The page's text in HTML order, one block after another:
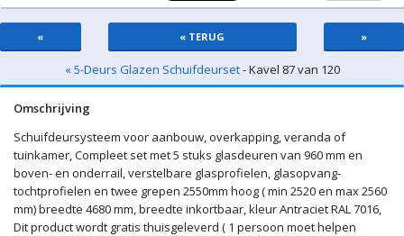
« « TERUG »
« 5-Deurs Glazen Schuifdeurset- Kavel 87 van 120
Omschrijving
Schuifdeursysteem voor aanbouw, overkapping, veranda of
tuinkamer, Compleet set met 5 stuks glasdeuren van 960 mm en
boven- en onderrail, verstelbare glasprofielen, glasopvang-
tochtprofielen en twee grepen 2550mm hoog ( min 2520 en max 2560
mm) breedte 4680 mm, breedte inkortbaar, kleur Antraciet RAL 7016,
Dit product wordt gratis thuisgeleverd ( 1 persoon moet helpen